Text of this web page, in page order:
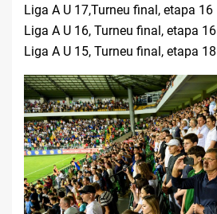
Liga A U 17,Turneu final, etapa 16
Liga A U 16, Turneu final, etapa 16
Liga A U 15, Turneu final, etapa 18